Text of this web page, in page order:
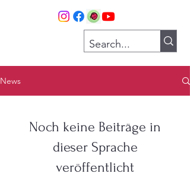
News
Noch keine Beiträge in
dieser Sprache
veröffentlicht